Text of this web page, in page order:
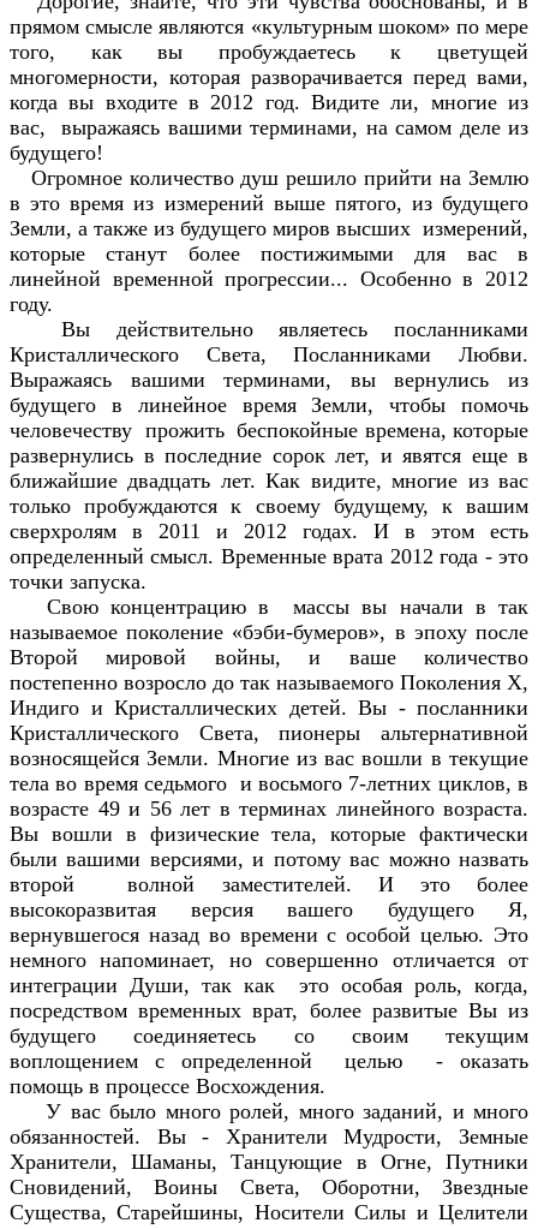
прямом смысле являются «культурным шоком» по мере
того, как вы пробуждаетесь к цветущей
многомерности, которая разворачивается перед вами,
когда вы входите в 2012 год. Видите ли, многие из
вас, выражаясь вашими терминами, на самом деле из
будущего!
Огромное количество душ решило прийти на Землю
в это время из измерений выше пятого, из будущего
Земли, а также из будущего миров высших измерений,
которые станут более постижимыми для вас в
линейной временной прогрессии... Особенно в 2012
году.
Вы действительно являетесь посланниками
Кристаллического Света, Посланниками Любви.
Выражаясь вашими терминами, вы вернулись из
будущего в линейное время Земли, чтобы помочь
человечеству прожить беспокойные времена, которые
развернулись в последние сорок лет, и явятся еще в
ближайшие двадцать лет. Как видите, многие из вас
только пробуждаются к своему будущему, к вашим
сверхролям в 2011 и 2012 годах. И в этом есть
определенный смысл. Временные врата 2012 года - это
точки запуска.
Свою концентрацию в массы вы начали в так
называемое поколение «бэби-бумеров», в эпоху после
Второй мировой войны, и ваше количество
постепенно возросло до так называемого Поколения X,
Индиго и Кристаллических детей. Вы - посланники
Кристаллического Света, пионеры альтернативной
возносящейся Земли. Многие из вас вошли в текущие
тела во время седьмого и восьмого 7-летних циклов, в
возрасте 49 и 56 лет в терминах линейного возраста.
Вы вошли в физические тела, которые фактически
были вашими версиями, и потому вас можно назвать
второй волной заместителей. И это более
высокоразвитая версия вашего будущего Я,
вернувшегося назад во времени с особой целью. Это
немного напоминает, но совершенно отличается от
интеграции Души, так как это особая роль, когда,
посредством временных врат, более развитые Вы из
будущего соединяетесь со своим текущим
воплощением с определенной целью - оказать
помощь в процессе Восхождения.
У вас было много ролей, много заданий, и много
обязанностей. Вы - Хранители Мудрости, Земные
Хранители, Шаманы, Танцующие в Огне, Путники
Сновидений, Воины Света, Оборотни, Звездные
Существа, Старейшины, Носители Силы и Целители